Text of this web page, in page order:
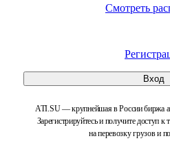
Смотреть
Вход
ATI.SU — крупнейшая в России биржа
Зарегистрируйтесь и получите доступ
на перевозку грузов и